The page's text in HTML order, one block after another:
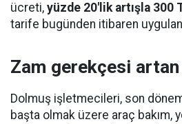
ücreti, yüzde 20'lik artışla 300
tarife bugünden itibaren
Zam gerekçesi
Dolmuş işletmecileri, son
başta olmak üzere araç bakım,